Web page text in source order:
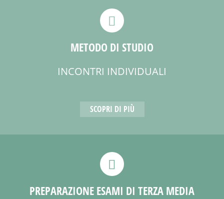
METODO DI STUDIO
INCONTRI INDIVIDUALI
SCOPRI DI PIÙ
PREPARAZIONE ESAMI DI TERZA MEDIA